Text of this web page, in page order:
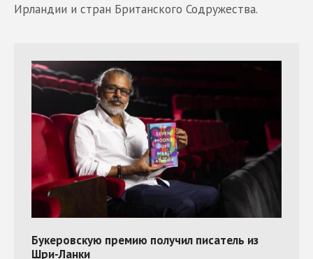
Ирландии и стран Британского Содружества.